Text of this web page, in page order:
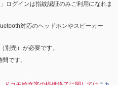
ログインは指紋認証のみご利用になれま
対応のヘッドホンやスピーカー
別売）が必要です。
です。